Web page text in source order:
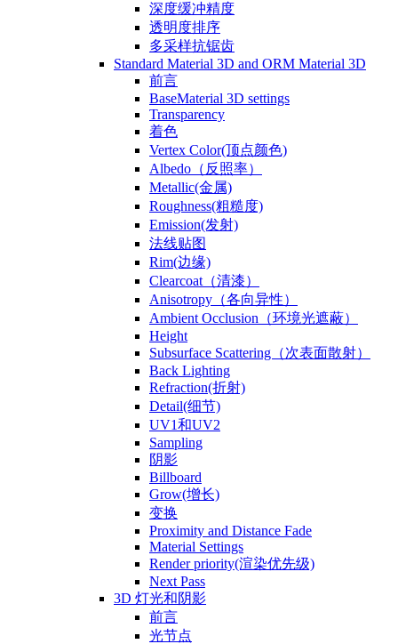
深度缓冲精度
透明度排序
多采样抗锯齿
Standard Material 3D and ORM Material 3D
前言
BaseMaterial 3D settings
Transparency
着色
Vertex Color(顶点颜色)
Albedo（反照率）
Metallic(金属)
Roughness(粗糙度)
Emission(发射)
法线贴图
Rim(边缘)
Clearcoat（清漆）
Anisotropy（各向异性）
Ambient Occlusion（环境光遮蔽）
Height
Subsurface Scattering（次表面散射）
Back Lighting
Refraction(折射)
Detail(细节)
UV1和UV2
Sampling
阴影
Billboard
Grow(增长)
变换
Proximity and Distance Fade
Material Settings
Render priority(渲染优先级)
Next Pass
3D 灯光和阴影
前言
光节点